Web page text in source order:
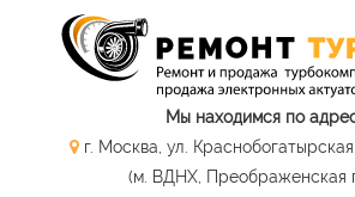
Мы находимся по
г. Москва, ул.
(м. ВДНХ, Преображенская